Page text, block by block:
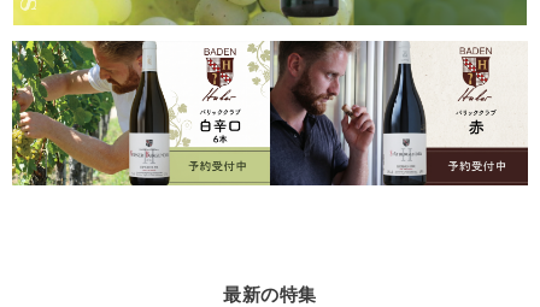
最新の特集